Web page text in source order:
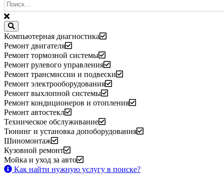
Компьютерная диагностика
Ремонт двигателя
Ремонт тормозной системы
Ремонт рулевого управления
Ремонт трансмиссии и подвески
Ремонт электрооборудования
Ремонт выхлопной системы
Ремонт кондиционеров и отопления
Ремонт автостекл
Техническое обслуживание
Тюнинг и установка допоборудования
Шиномонтаж
Кузовной ремонт
Мойка и уход за авто
Как найти нужную услугу в поиске?